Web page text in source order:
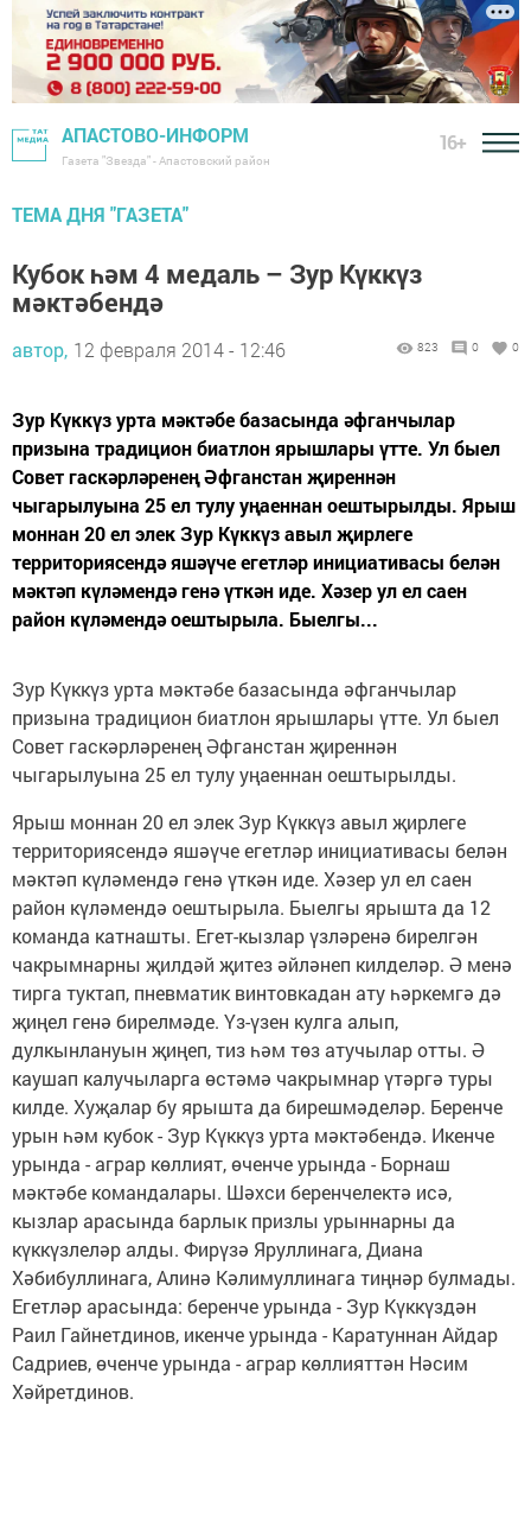
АПАСТОВО-ИНФОРМ
Газета "Звезда" - Апастовский район
16+
ТЕМА ДНЯ "ГАЗЕТА"
Кубок һәм 4 медаль – Зур Күккүз
мәктәбендә
автор, 12 февраля 2014 - 12:46 823 0 0
Зур Күккүз урта мәктәбе базасында әфганчылар
призына традицион биатлон ярышлары үтте. Ул быел
Совет гаскәрләренең Әфганстан җиреннән
чыгарылуына 25 ел тулу уңаеннан оештырылды. Ярыш
моннан 20 ел элек Зур Күккүз авыл җирлеге
территориясендә яшәүче егетләр инициативасы белән
мәктәп күләмендә генә үткән иде. Хәзер ул ел саен
район күләмендә оештырыла. Быелгы...
Зур Күккүз урта мәктәбе базасында әфганчылар
призына традицион биатлон ярышлары үтте. Ул быел
Совет гаскәрләренең Әфганстан җиреннән
чыгарылуына 25 ел тулу уңаеннан оештырылды.
Ярыш моннан 20 ел элек Зур Күккүз авыл җирлеге
территориясендә яшәүче егетләр инициативасы белән
мәктәп күләмендә генә үткән иде. Хәзер ул ел саен
район күләмендә оештырыла. Быелгы ярышта да 12
команда катнашты. Егет-кызлар үзләренә бирелгән
чакрымнарны җилдәй җитез әйләнеп килделәр. Ә менә
тирга туктап, пневматик винтовкадан ату һәркемгә дә
җиңел генә бирелмәде. Үз-үзен кулга алып,
дулкынлануын җиңеп, тиз һәм төз атучылар отты. Ә
каушап калучыларга өстәмә чакрымнар үтәргә туры
килде. Хуҗалар бу ярышта да бирешмәделәр. Беренче
урын һәм кубок - Зур Күккүз урта мәктәбендә. Икенче
урында - аграр көллият, өченче урында - Борнаш
мәктәбе командалары. Шәхси беренчелектә исә,
кызлар арасында барлык призлы урыннарны да
күккүзлеләр алды. Фирүзә Яруллинага, Диана
Хәбибуллинага, Алинә Кәлимуллинага тиңнәр булмады.
Егетләр арасында: беренче урында - Зур Күккүздән
Раил Гайнетдинов, икенче урында - Каратуннан Айдар
Садриев, өченче урында - аграр көллияттән Нәсим
Хәйретдинов.